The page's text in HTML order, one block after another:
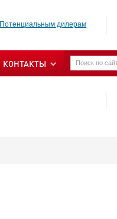
Потенциальным дилерам
КОНТАКТЫ